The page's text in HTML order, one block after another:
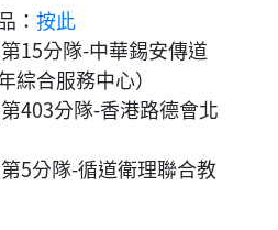
： 按此
15分隊-中華錫安傳道
綜合服務中心）
403分隊-香港路德會北
5分隊-循道衛理聯合教